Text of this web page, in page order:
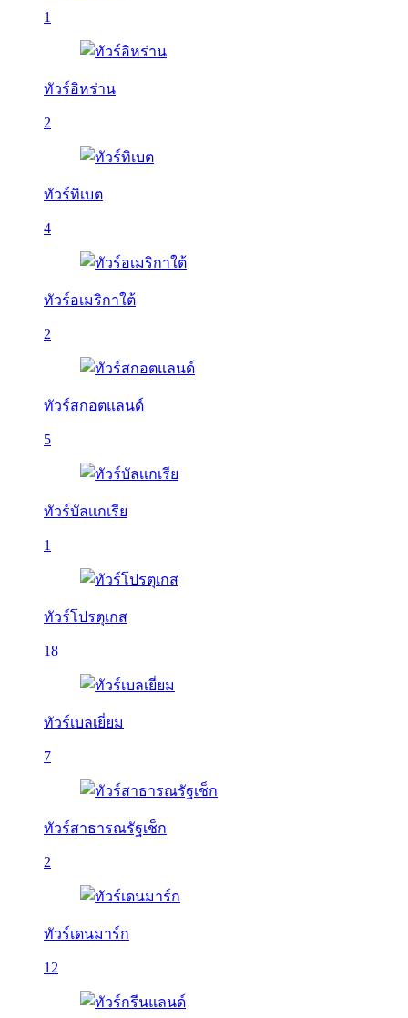
1
ทัวร์อิหร่าน
2
ทัวร์ทิเบต
4
ทัวร์อเมริกาใต้
2
ทัวร์สกอตแลนด์
5
ทัวร์บัลเเกเรีย
1
ทัวร์โปรตุเกส
18
ทัวร์เบลเยี่ยม
7
ทัวร์สาธารณรัฐเช็ก
2
ทัวร์เดนมาร์ก
12